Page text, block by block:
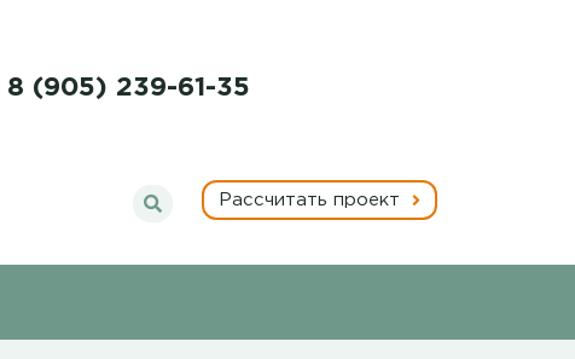
8 (905) 239-61-35
Рассчитать проект